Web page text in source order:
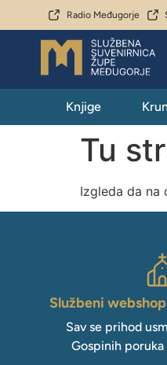
Radio Međugorje
Knjige
Tu
Izgleda da na
Službeni
Sav se prihod
Gospinih